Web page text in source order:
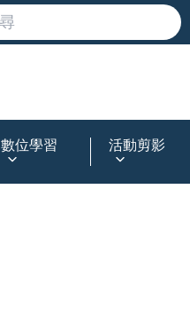
數位學習 活動剪影